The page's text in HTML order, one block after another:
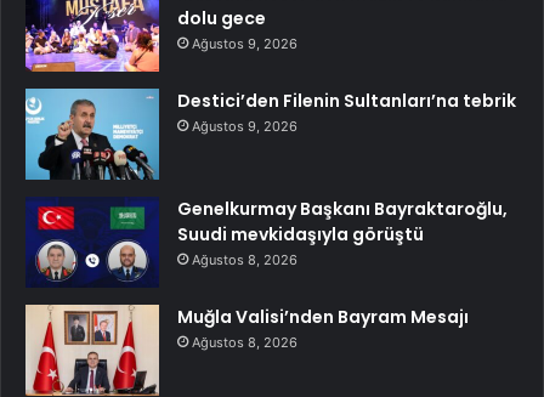
dolu gece
Ağustos 9, 2026
Destici’den Filenin Sultanları’na tebrik
Ağustos 9, 2026
Genelkurmay Başkanı Bayraktaroğlu,
Suudi mevkidaşıyla görüştü
Ağustos 8, 2026
Muğla Valisi’nden Bayram Mesajı
Ağustos 8, 2026